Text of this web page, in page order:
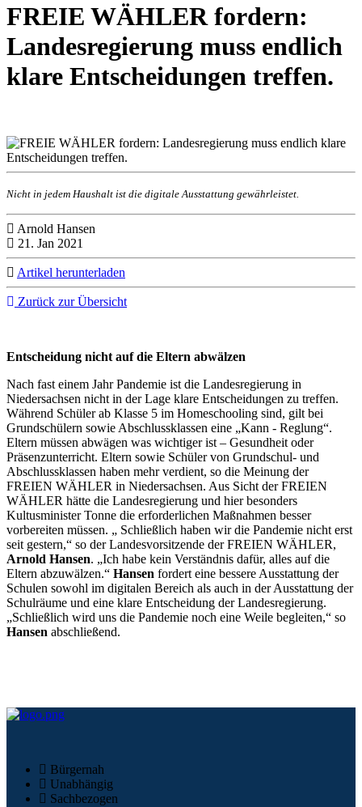
FREIE WÄHLER fordern:
Landesregierung muss endlich
klare Entscheidungen treffen.
Nicht in jedem Haushalt ist die digitale Ausstattung gewährleistet.
Arnold Hansen
21. Jan 2021
Artikel herunterladen
Zurück zur Übersicht
Entscheidung nicht auf die Eltern abwälzen
Nach fast einem Jahr Pandemie ist die Landesregierung in
Niedersachsen nicht in der Lage klare Entscheidungen zu treffen.
Während Schüler ab Klasse 5 im Homeschooling sind, gilt bei
Grundschülern sowie Abschlussklassen eine „Kann - Reglung“.
Eltern müssen abwägen was wichtiger ist – Gesundheit oder
Präsenzunterricht. Eltern sowie Schüler von Grundschul- und
Abschlussklassen haben mehr verdient, so die Meinung der
FREIEN WÄHLER in Niedersachsen. Aus Sicht der FREIEN
WÄHLER hätte die Landesregierung und hier besonders
Kultusminister Tonne die erforderlichen Maßnahmen besser
vorbereiten müssen. „ Schließlich haben wir die Pandemie nicht erst
seit gestern,“ so der Landesvorsitzende der FREIEN WÄHLER,
Arnold Hansen. „Ich habe kein Verständnis dafür, alles auf die
Eltern abzuwälzen.“ Hansen fordert eine bessere Ausstattung der
Schulen sowohl im digitalen Bereich als auch in der Ausstattung der
Schulräume und eine klare Entscheidung der Landesregierung.
„Schließlich wird uns die Pandemie noch eine Weile begleiten,“ so
Hansen abschließend.
Bürgernah
Unabhängig
Sachbezogen